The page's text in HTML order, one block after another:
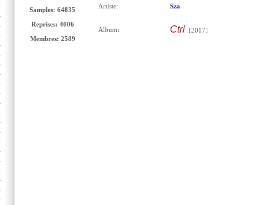
Samples: 64835
Reprises: 4006
Membres: 2589
Artiste: Sza
Album: Ctrl[2017]